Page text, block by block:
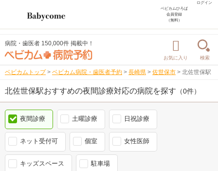
ログイン
ベビカムひろば
会員登録
（無料）
病院・歯医者 150,000件 掲載中！
お気に入り 検索
ベビカムトップ > ベビカム病院・歯医者予約 > 長崎県 > 佐世保市 > 北佐世保駅
北佐世保駅おすすめの夜間診療対応の病院を探す （0件）
夜間診療 土曜診療 日祝診療
ネット受付可 個室 女性医師
キッズスペース 駐車場